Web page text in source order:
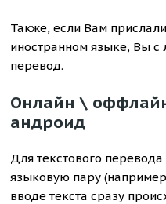
Также, если Вам
иностранном языке, Вы с
перевод.
Онлайн \
андроид
Для текстового
языковую пару
вводе текста сразу